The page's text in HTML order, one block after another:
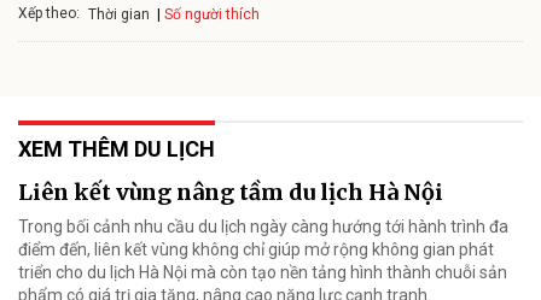
Xếp theo: Thời gian Số người thích
XEM THÊM DU LỊCH
Liên kết vùng nâng tầm du lịch Hà Nội
Trong bối cảnh nhu cầu du lịch ngày càng hướng tới hành trình đa
điểm đến, liên kết vùng không chỉ giúp mở rộng không gian phát
triển cho du lịch Hà Nội mà còn tạo nền tảng hình thành chuỗi sản
phẩm có giá trị gia tăng, nâng cao năng lực cạnh tranh.